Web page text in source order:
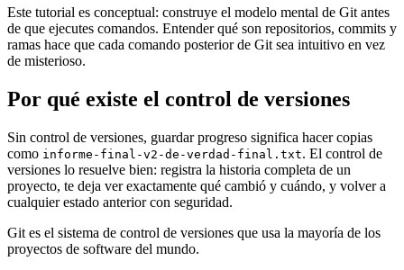
Este tutorial es conceptual: construye el modelo mental de Git antes
de que ejecutes comandos. Entender qué son repositorios, commits y
ramas hace que cada comando posterior de Git sea intuitivo en vez
de misterioso.
Por qué existe el control de versiones
Sin control de versiones, guardar progreso significa hacer copias
como informe-final-v2-de-verdad-final.txt. El control de
versiones lo resuelve bien: registra la historia completa de un
proyecto, te deja ver exactamente qué cambió y cuándo, y volver a
cualquier estado anterior con seguridad.
Git es el sistema de control de versiones que usa la mayoría de los
proyectos de software del mundo.